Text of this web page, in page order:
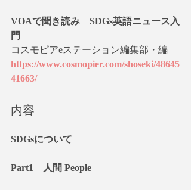
VOAで聞き読み　SDGs英語ニュース入
門
コスモピアeステーション編集部・編
https://www.cosmopier.com/shoseki/48645
41663/
内容
SDGsについて
Part1　人間 People